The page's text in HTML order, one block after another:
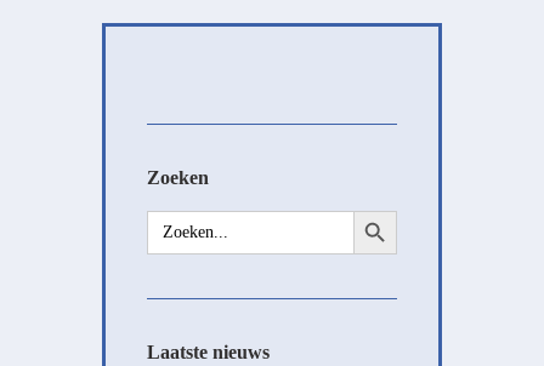
Zoeken
Zoek
naar:
Zoekknop
Laatste nieuws